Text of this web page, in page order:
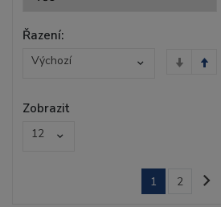
Řazení:
Výchozí
Zobrazit
12
1 2